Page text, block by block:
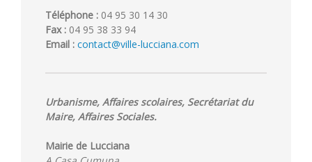
Téléphone : 04 95 30 14 30
Fax : 04 95 38 33 94
Email : contact@ville-lucciana.com
Urbanisme, Affaires scolaires, Secrétariat du
Maire, Affaires Sociales.
Mairie de Lucciana